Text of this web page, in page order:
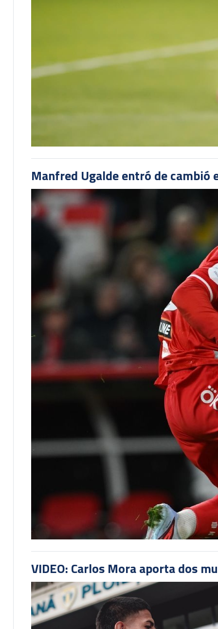
Manfred Ugalde entró de cambió
VIDEO: Carlos Mora aporta dos